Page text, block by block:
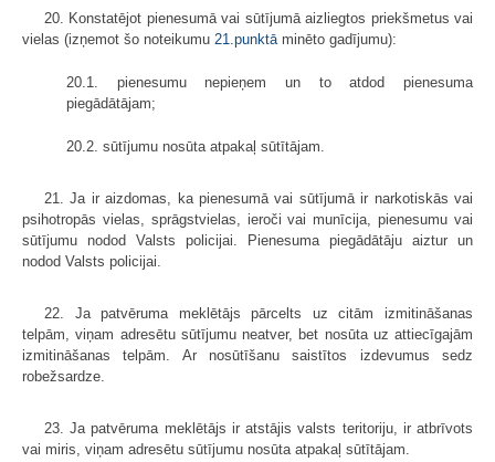
20. Konstatējot pienesumā vai sūtījumā aizliegtos priekšmetus vai
vielas (izņemot šo noteikumu 21.punktā minēto gadījumu):
20.1. pienesumu nepieņem un to atdod pienesuma
piegādātājam;
20.2. sūtījumu nosūta atpakaļ sūtītājam.
21. Ja ir aizdomas, ka pienesumā vai sūtījumā ir narkotiskās vai
psihotropās vielas, sprāgstvielas, ieroči vai munīcija, pienesumu vai
sūtījumu nodod Valsts policijai. Pienesuma piegādātāju aiztur un
nodod Valsts policijai.
22. Ja patvēruma meklētājs pārcelts uz citām izmitināšanas
telpām, viņam adresētu sūtījumu neatver, bet nosūta uz attiecīgajām
izmitināšanas telpām. Ar nosūtīšanu saistītos izdevumus sedz
robežsardze.
23. Ja patvēruma meklētājs ir atstājis valsts teritoriju, ir atbrīvots
vai miris, viņam adresētu sūtījumu nosūta atpakaļ sūtītājam.